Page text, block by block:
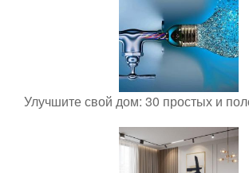
Улучшите свой дом: 30 простых и